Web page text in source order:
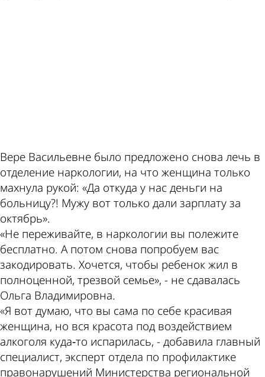
Вере Васильевне было предложено снова лечь в
отделение наркологии, на что женщина только
махнула рукой: «Да откуда у нас деньги на
больницу?! Мужу вот только дали зарплату за
октябрь».
«Не переживайте, в наркологии вы полежите
бесплатно. А потом снова попробуем вас
закодировать. Хочется, чтобы ребенок жил в
полноценной, трезвой семье», - не сдавалась
Ольга Владимировна.
«Я вот думаю, что вы сама по себе красивая
женщина, но вся красота под воздействием
алкоголя куда‑то испарилась, - добавила главный
специалист, эксперт отдела по профилактике
правонарушений Министерства региональной